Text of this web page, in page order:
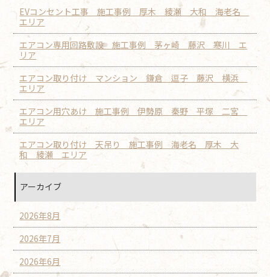
EVコンセント工事 施工事例 厚木 綾瀬 大和 海老名
エリア
エアコン専用回路敷設 施工事例 茅ヶ崎 藤沢 寒川 エ
リア
エアコン取り付け マンション 鎌倉 逗子 藤沢 横浜
エリア
エアコン用穴あけ 施工事例 伊勢原 秦野 平塚 二宮
エリア
エアコン取り付け 天吊り 施工事例 海老名 厚木 大
和 綾瀬 エリア
アーカイブ
2026年8月
2026年7月
2026年6月